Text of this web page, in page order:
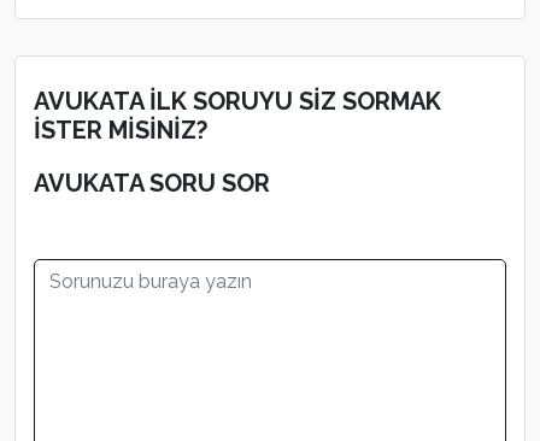
AVUKATA İLK SORUYU SİZ SORMAK
İSTER MİSİNİZ?
AVUKATA SORU SOR